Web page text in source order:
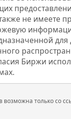
не имеете
для
Биржи
только со